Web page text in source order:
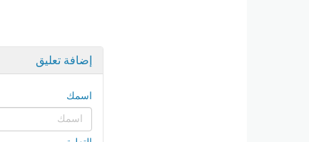
إضافة تعليق
اسمك